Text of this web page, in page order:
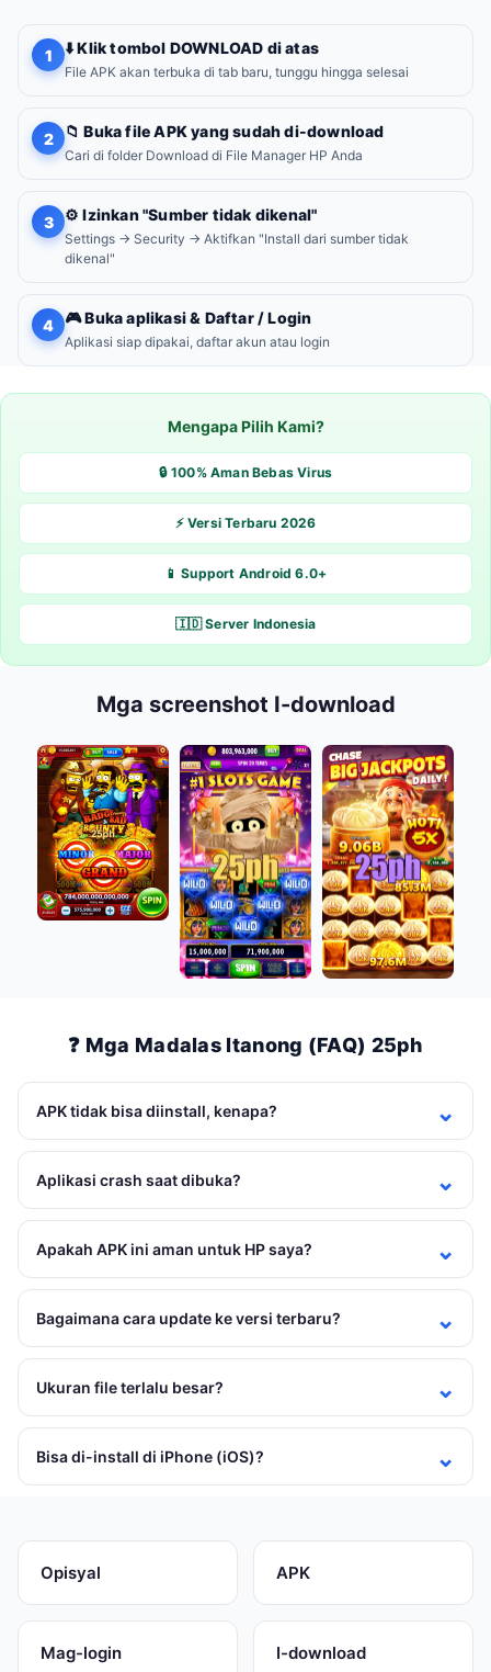
1 ⬇️ Klik tombol DOWNLOAD di atas
File APK akan terbuka di tab baru, tunggu hingga selesai
2 📁 Buka file APK yang sudah di-download
Cari di folder Download di File Manager HP Anda
3 ⚙️ Izinkan "Sumber tidak dikenal"
Settings → Security → Aktifkan "Install dari sumber tidak
dikenal"
4 🎮 Buka aplikasi & Daftar / Login
Aplikasi siap dipakai, daftar akun atau login
Mengapa Pilih Kami?
🔒 100% Aman Bebas Virus
⚡ Versi Terbaru 2026
📱 Support Android 6.0+
🇮🇩 Server Indonesia
Mga screenshot I-download
❓ Mga Madalas Itanong (FAQ) 25ph
APK tidak bisa diinstall, kenapa?
Aplikasi crash saat dibuka?
Apakah APK ini aman untuk HP saya?
Bagaimana cara update ke versi terbaru?
Ukuran file terlalu besar?
Bisa di-install di iPhone (iOS)?
Opisyal APK
Mag-login I-download